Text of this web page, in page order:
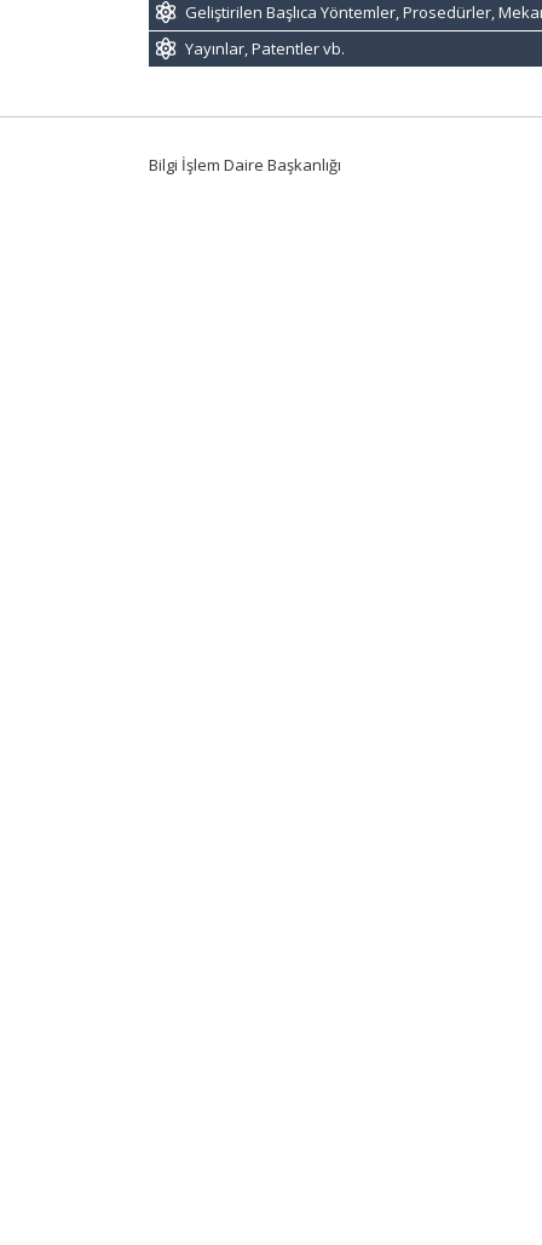
Geliştirilen Başlıca Yöntemler, Prosedürler,
Yayınlar, Patentler vb.
Bilgi İşlem Daire Başkanlığı